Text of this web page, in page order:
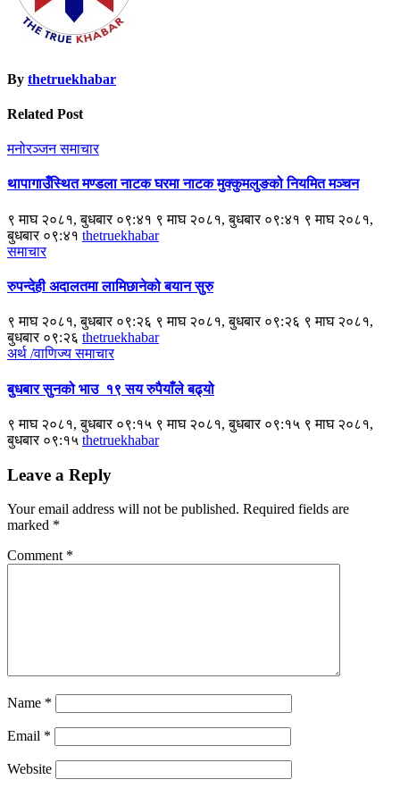
By thetruekhabar
Related Post
मनोरञ्जनसमाचार
थापागाउँस्थित मण्डला नाटक घरमा नाटक मुक्कुमलुङको नियमित मञ्चन
९ माघ २०८१, बुधबार ०९:४१ ९ माघ २०८१, बुधबार ०९:४१ ९ माघ २०८१,
बुधबार ०९:४१ thetruekhabar
समाचार
रुपन्देही अदालतमा लामिछानेको बयान सुरु
९ माघ २०८१, बुधबार ०९:२६ ९ माघ २०८१, बुधबार ०९:२६ ९ माघ २०८१,
बुधबार ०९:२६ thetruekhabar
अर्थ /वाणिज्यसमाचार
बुधबार सुनको भाउ १९ सय रुपैयाँले बढ्यो
९ माघ २०८१, बुधबार ०९:१५ ९ माघ २०८१, बुधबार ०९:१५ ९ माघ २०८१,
बुधबार ०९:१५ thetruekhabar
Leave a Reply
Your email address will not be published. Required fields are
marked *
Comment *
Name *
Email *
Website